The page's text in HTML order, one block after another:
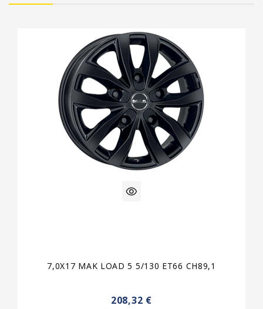
7,0X17 MAK LOAD 5 5/130 ET66 CH89,1
208,32 €